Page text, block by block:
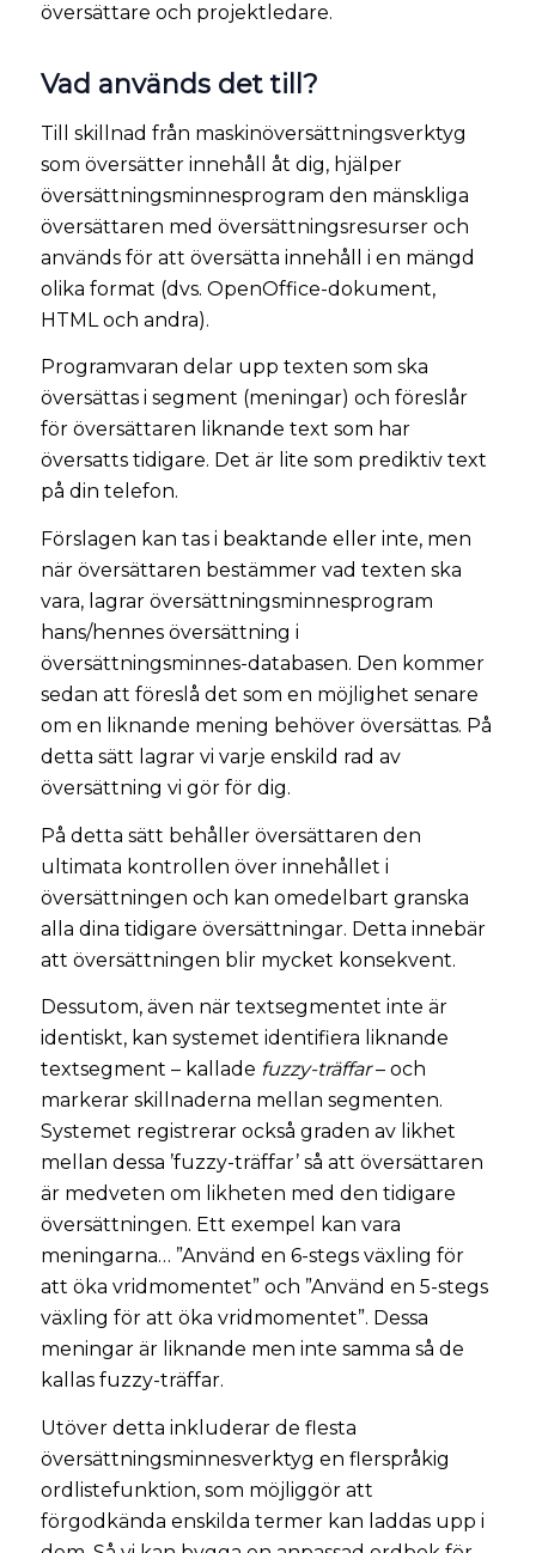
översättare och projektledare.
Vad används det till?
Till skillnad från maskinöversättningsverktyg
som översätter innehåll åt dig, hjälper
översättningsminnesprogram den mänskliga
översättaren med översättningsresurser och
används för att översätta innehåll i en mängd
olika format (dvs. OpenOffice-dokument,
HTML och andra).
Programvaran delar upp texten som ska
översättas i segment (meningar) och föreslår
för översättaren liknande text som har
översatts tidigare. Det är lite som prediktiv text
på din telefon.
Förslagen kan tas i beaktande eller inte, men
när översättaren bestämmer vad texten ska
vara, lagrar översättningsminnesprogram
hans/hennes översättning i
översättningsminnes-databasen. Den kommer
sedan att föreslå det som en möjlighet senare
om en liknande mening behöver översättas. På
detta sätt lagrar vi varje enskild rad av
översättning vi gör för dig.
På detta sätt behåller översättaren den
ultimata kontrollen över innehållet i
översättningen och kan omedelbart granska
alla dina tidigare översättningar. Detta innebär
att översättningen blir mycket konsekvent.
Dessutom, även när textsegmentet inte är
identiskt, kan systemet identifiera liknande
textsegment – kallade fuzzy-träffar– och
markerar skillnaderna mellan segmenten.
Systemet registrerar också graden av likhet
mellan dessa ’fuzzy-träffar’ så att översättaren
är medveten om likheten med den tidigare
översättningen. Ett exempel kan vara
meningarna… ”Använd en 6-stegs växling för
att öka vridmomentet” och ”Använd en 5-stegs
växling för att öka vridmomentet”. Dessa
meningar är liknande men inte samma så de
kallas fuzzy-träffar.
Utöver detta inkluderar de flesta
översättningsminnesverktyg en flerspråkig
ordlistefunktion, som möjliggör att
förgodkända enskilda termer kan laddas upp i